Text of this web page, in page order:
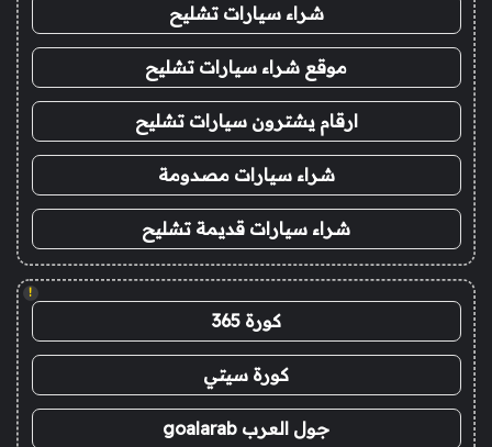
شراء سيارات تشليح
موقع شراء سيارات تشليح
ارقام يشترون سيارات تشليح
شراء سيارات مصدومة
شراء سيارات قديمة تشليح
!
كورة 365
كورة سيتي
جول العرب goalarab